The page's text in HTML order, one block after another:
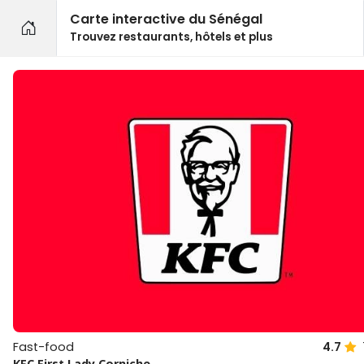
Carte interactive du Sénégal
Trouvez restaurants, hôtels et plus
Fast-food 4.7